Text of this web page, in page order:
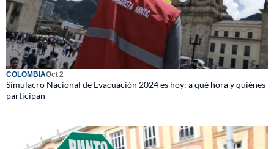
COLOMBIAOct 2
Simulacro Nacional de Evacuación 2024 es hoy: a qué hora y quiénes
participan